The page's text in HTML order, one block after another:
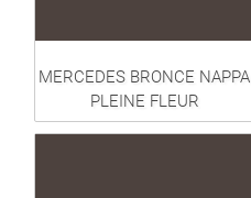
MERCEDES BRONCE NAPPA
PLEINE FLEUR